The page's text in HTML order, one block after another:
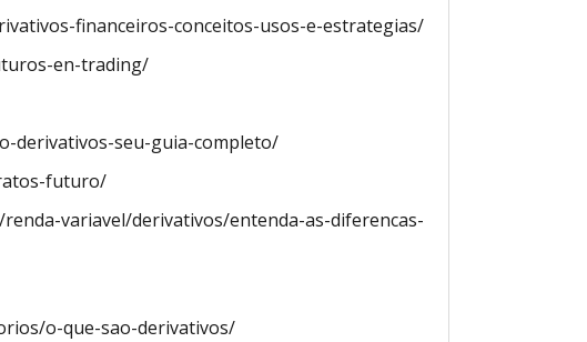
financeiros-conceitos-usos-e-estrategias/
en-trading/
derivativos-seu-guia-completo/
futuro/
variavel/derivativos/entenda-as-diferencas-
o-que-sao-derivativos/